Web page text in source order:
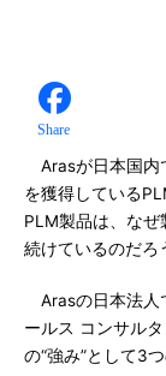
Share
Arasが日本国内
を獲得している
PLM製品は、な
続けているのだろ
Arasの日本法人
ールス コンサル
の“強み”として3